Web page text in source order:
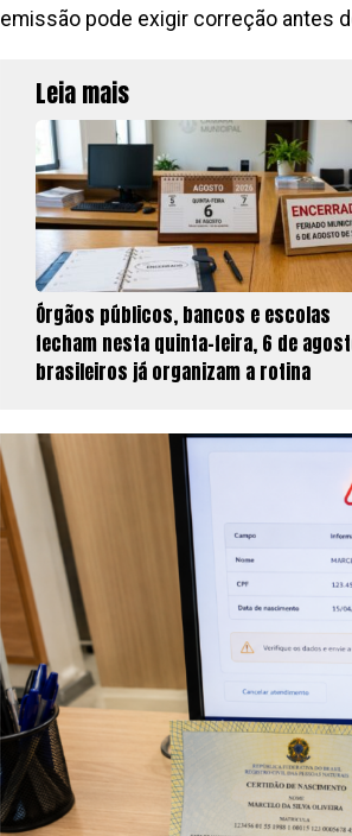
emissão pode exigir correção antes
Leia mais
Órgãos públicos, bancos e escolas
fecham nesta quinta-feira, 6 de
brasileiros já organizam a rotina